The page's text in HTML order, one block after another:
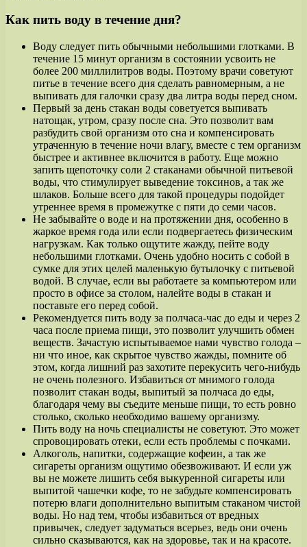
Как пить воду в течение дня?
Воду следует пить обычными небольшими глотками. В
течение 15 минут организм в состоянии усвоить не
более 200 миллилитров воды. Поэтому врачи советуют
питье в течение всего дня сделать равномерным, а не
выпивать для галочки сразу два литра воды перед сном.
Первый за день стакан воды советуется выпивать
натощак, утром, сразу после сна. Это позволит вам
разбудить свой организм ото сна и компенсировать
утраченную в течение ночи влагу, вместе с тем организм
быстрее и активнее включится в работу. Еще можно
запить щепоточку соли 2 стаканами обычной питьевой
воды, что стимулирует выведение токсинов, а так же
шлаков. Больше всего для такой процедуры подойдет
утреннее время в промежутке с пяти до семи часов.
Не забывайте о воде и на протяжении дня, особенно в
жаркое время года или если подвергаетесь физическим
нагрузкам. Как только ощутите жажду, пейте воду
небольшими глотками. Очень удобно носить с собой в
сумке для этих целей маленькую бутылочку с питьевой
водой. В случае, если вы работаете за компьютером или
просто в офисе за столом, налейте воды в стакан и
поставьте его перед собой.
Рекомендуется пить воду за полчаса-час до еды и через 2
часа после приема пищи, это позволит улучшить обмен
веществ. Зачастую испытываемое нами чувство голода –
ни что иное, как скрытое чувство жажды, помните об
этом, когда лишний раз захотите перекусить чего-нибудь
не очень полезного. Избавиться от мнимого голода
позволит стакан воды, выпитый за полчаса до еды,
благодаря чему вы съедите меньше пищи, то есть ровно
столько, сколько необходимо вашему организму.
Пить воду на ночь специалисты не советуют. Это может
спровоцировать отеки, если есть проблемы с почками.
Алкоголь, напитки, содержащие кофеин, а так же
сигареты организм ощутимо обезвоживают. И если уж
вы не можете лишить себя выкуренной сигареты или
выпитой чашечки кофе, то не забудьте компенсировать
потерю влаги дополнительно выпитым стаканом чистой
воды. Но над тем, чтобы избавиться от вредных
привычек, следует задуматься всерьез, ведь они очень
сильно сказываются, как на здоровье, так и на красоте.